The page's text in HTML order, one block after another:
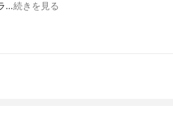
…続きを見る